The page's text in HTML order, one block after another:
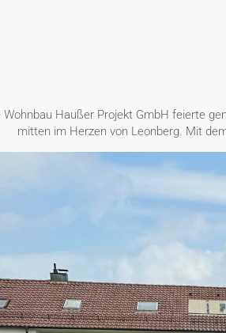
Wohnbau Haußer Projekt GmbH feierte
mitten im Herzen von Leonberg. Mit